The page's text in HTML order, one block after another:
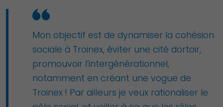
Mon objectif est de dynamiser la cohésion
sociale à Troinex, éviter une cité dortoir,
promouvoir l’intergénérationnel,
notamment en créant une vogue de
Troinex ! Par ailleurs je veux rationaliser le